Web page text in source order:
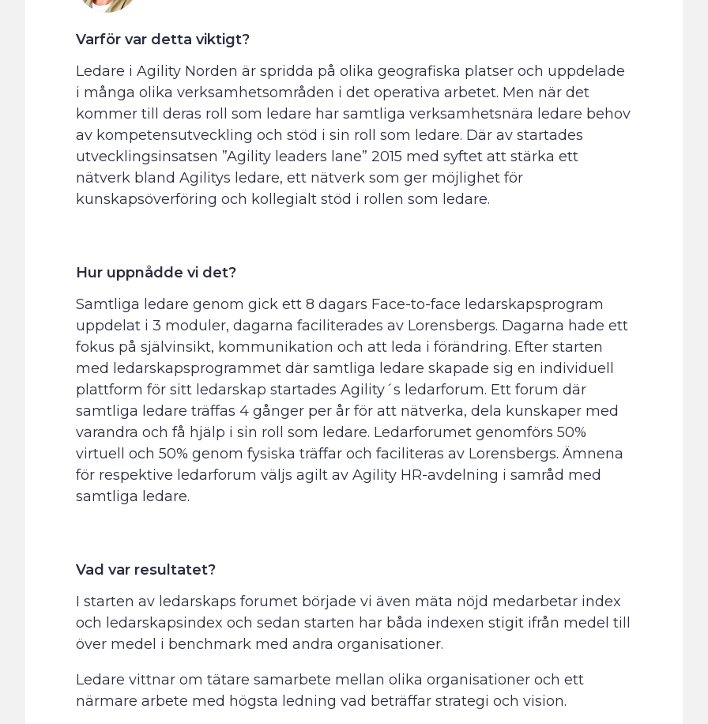
Varför var detta viktigt?
Ledare i Agility Norden är spridda på olika geografiska platser och uppdelade
i många olika verksamhetsområden i det operativa arbetet. Men när det
kommer till deras roll som ledare har samtliga verksamhetsnära ledare behov
av kompetensutveckling och stöd i sin roll som ledare. Där av startades
utvecklingsinsatsen ”Agility leaders lane” 2015 med syftet att stärka ett
nätverk bland Agilitys ledare, ett nätverk som ger möjlighet för
kunskapsöverföring och kollegialt stöd i rollen som ledare.
Hur uppnådde vi det?
Samtliga ledare genom gick ett 8 dagars Face-to-face ledarskapsprogram
uppdelat i 3 moduler, dagarna faciliterades av Lorensbergs. Dagarna hade ett
fokus på självinsikt, kommunikation och att leda i förändring. Efter starten
med ledarskapsprogrammet där samtliga ledare skapade sig en individuell
plattform för sitt ledarskap startades Agility´s ledarforum. Ett forum där
samtliga ledare träffas 4 gånger per år för att nätverka, dela kunskaper med
varandra och få hjälp i sin roll som ledare. Ledarforumet genomförs 50%
virtuell och 50% genom fysiska träffar och faciliteras av Lorensbergs. Ämnena
för respektive ledarforum väljs agilt av Agility HR-avdelning i samråd med
samtliga ledare.
Vad var resultatet?
I starten av ledarskaps forumet började vi även mäta nöjd medarbetar index
och ledarskapsindex och sedan starten har båda indexen stigit ifrån medel till
över medel i benchmark med andra organisationer.
Ledare vittnar om tätare samarbete mellan olika organisationer och ett
närmare arbete med högsta ledning vad beträffar strategi och vision.